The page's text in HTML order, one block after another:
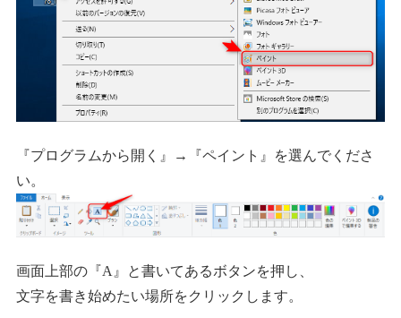
『プログラムから開く』→『ペイント』を選んでくださ
い。
画面上部の『A』と書いてあるボタンを押し、
文字を書き始めたい場所をクリックします。